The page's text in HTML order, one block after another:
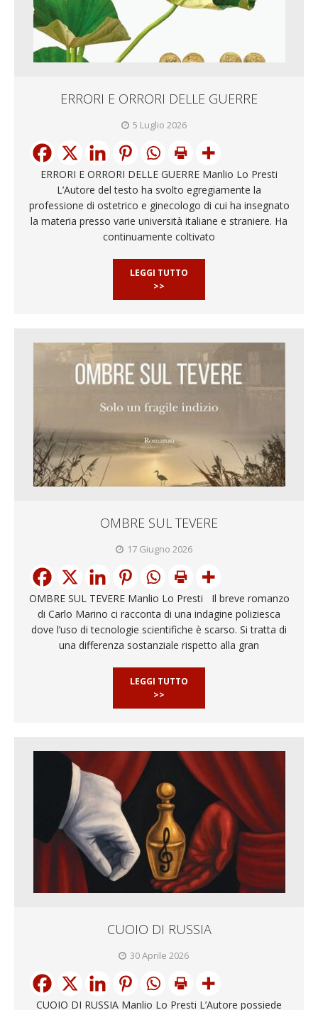
ERRORI E ORRORI DELLE GUERRE
5 Luglio 2026
ERRORI E ORRORI DELLE GUERRE Manlio Lo Presti
L’Autore del testo ha svolto egregiamente la
professione di ostetrico e ginecologo di cui ha insegnato
la materia presso varie università italiane e straniere. Ha
continuamente coltivato
LEGGI TUTTO
>>
OMBRE SUL TEVERE
17 Giugno 2026
OMBRE SUL TEVERE Manlio Lo Presti Il breve romanzo
di Carlo Marino ci racconta di una indagine poliziesca
dove l’uso di tecnologie scientifiche è scarso. Si tratta di
una differenza sostanziale rispetto alla gran
LEGGI TUTTO
>>
CUOIO DI RUSSIA
30 Aprile 2026
CUOIO DI RUSSIA Manlio Lo Presti L’Autore possiede